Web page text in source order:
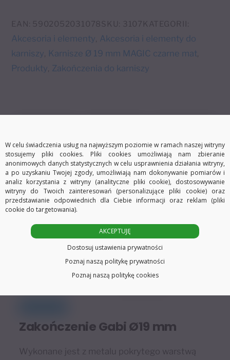
Ø19
mm
e
r
n
a
:
EAN: 5902052031078 SKU: 3107 KATEGORII:
Akcesoria i elementy, Akcesoria i elementy do
karniszy, Karnisze Ø 19 mm MAGIC czarne mat,
Produkty, Zakończenia do karniszy
Darmowa dostawa Szybka wysyłka 30 dni na zwrot
Opis Informacje dodatkowe
Zakończenie Gabi Ø19 mm
Wykonane jest z metalu pokrytego warstwą
W celu świadczenia usług na najwyższym poziomie w ramach naszej witryny
stosujemy pliki cookies. Pliki cookies umożliwiają nam zbieranie
anonimowych danych statystycznych w celu usprawnienia działania witryny,
a po uzyskaniu Twojej zgody, umożliwiają nam dokonywanie pomiarów i
analiz korzystania z witryny (analityczne pliki cookie), dostosowywanie
witryny do Twoich zainteresowań (personalizujące pliki cookie) oraz
przedstawianie odpowiednich dla Ciebie informacji oraz reklam (pliki
cookie do targetowania).
AKCEPTUJĘ
Dostosuj ustawienia prywatności
Poznaj naszą politykę prywatności
Poznaj naszą politykę cookies